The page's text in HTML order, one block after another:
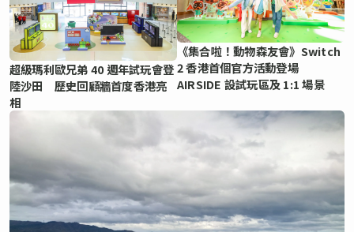
超級瑪利歐兄弟 40 週年試玩會登
陸沙田 歷史回顧牆首度香港亮
相
《集合啦！動物森友會》Switch
2 香港首個官方活動登場
AIRSIDE 設試玩區及 1:1 場景